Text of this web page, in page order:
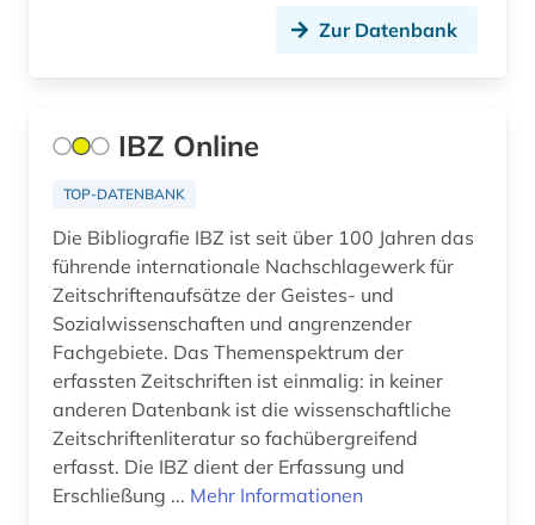
Zur Datenbank
IBZ Online
TOP-DATENBANK
Die Bibliografie IBZ ist seit über 100 Jahren das
führende internationale Nachschlagewerk für
Zeitschriftenaufsätze der Geistes- und
Sozialwissenschaften und angrenzender
Fachgebiete. Das Themenspektrum der
erfassten Zeitschriften ist einmalig: in keiner
anderen Datenbank ist die wissenschaftliche
Zeitschriftenliteratur so fachübergreifend
erfasst. Die IBZ dient der Erfassung und
Erschließung ... Mehr Informationen